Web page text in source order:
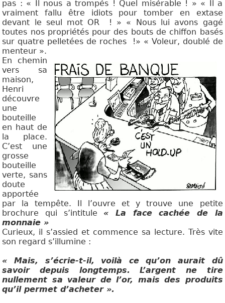
pas : « Il nous a trompés ! Quel misérable ! » « Il a
vraiment fallu être idiots pour tomber en extase
devant le seul mot OR ! » « Nous lui avons gagé
toutes nos propriétés pour des bouts de chiffon basés
sur quatre pelletées de roches !» « Voleur, doublé de
menteur ».
En chemin
vers sa
maison,
Henri
découvre
une
bouteille
en haut de
la place.
C’est une
grosse
bouteille
verte, sans
doute
apportée
par la tempête. Il l’ouvre et y trouve une petite
brochure qui s’intitule « La face cachée de la
monnaie »
Curieux, il s’assied et commence sa lecture. Très vite
son regard s’illumine :
« Mais, s’écrie-t-il, voilà ce qu’on aurait dû
savoir depuis longtemps. L’argent ne tire
nullement sa valeur de l’or, mais des produits
qu’il permet d’acheter ».